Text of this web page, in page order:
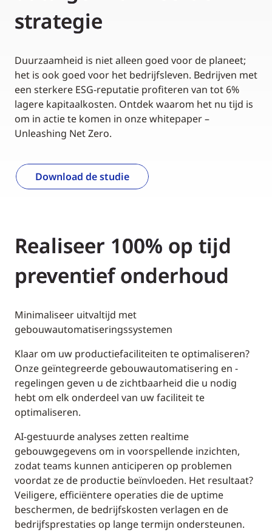
strategie
Duurzaamheid is niet alleen goed voor de planeet;
het is ook goed voor het bedrijfsleven. Bedrijven met
een sterkere ESG-reputatie profiteren van tot 6%
lagere kapitaalkosten. Ontdek waarom het nu tijd is
om in actie te komen in onze whitepaper –
Unleashing Net Zero.
Download de studie
Realiseer 100% op tijd
preventief onderhoud
Minimaliseer uitvaltijd met
gebouwautomatiseringssystemen
Klaar om uw productiefaciliteiten te optimaliseren?
Onze geïntegreerde gebouwautomatisering en -
regelingen geven u de zichtbaarheid die u nodig
hebt om elk onderdeel van uw faciliteit te
optimaliseren.
AI-gestuurde analyses zetten realtime
gebouwgegevens om in voorspellende inzichten,
zodat teams kunnen anticiperen op problemen
voordat ze de productie beïnvloeden. Het resultaat?
Veiligere, efficiëntere operaties die de uptime
beschermen, de bedrijfskosten verlagen en de
bedrijfsprestaties op lange termijn ondersteunen.